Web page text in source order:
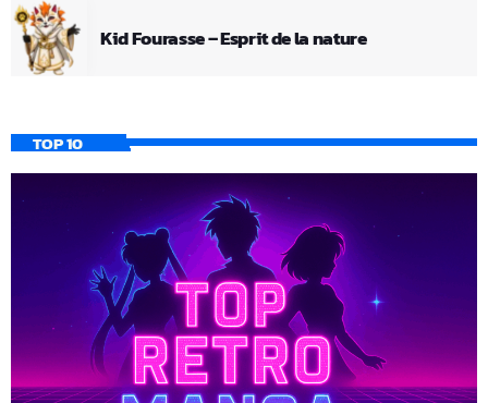
Kid Fourasse – Esprit de la nature
TOP 10